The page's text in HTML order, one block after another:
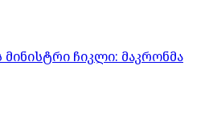
ჩიკლი: მაკრონმა